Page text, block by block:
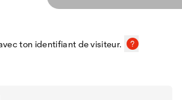
ton identifiant de visiteur.